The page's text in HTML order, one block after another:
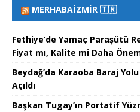
MERHABAİZMIR 🇹🇷
Fethiye’de Yamaç Paraşütü
Fiyat mı, Kalite mi Daha
Beydağ’da Karaoba Baraj
Açıldı
Başkan Tugay’ın Portatif